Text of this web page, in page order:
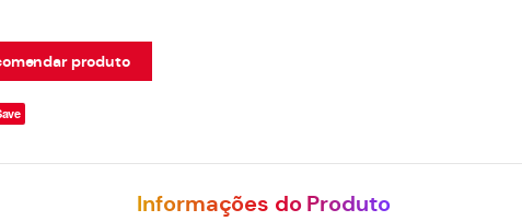
produto
Informações do Produto